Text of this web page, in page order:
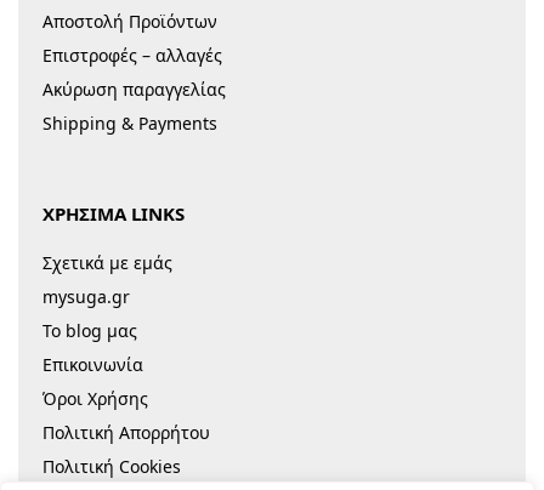
Αποστολή Προϊόντων
Επιστροφές – αλλαγές
Ακύρωση παραγγελίας
Shipping & Payments
ΧΡΗΣΙΜΑ LINKS
Σχετικά με εμάς
mysuga.gr
Το blog μας
Επικοινωνία
Όροι Χρήσης
Πολιτική Απορρήτου
Πολιτική Cookies